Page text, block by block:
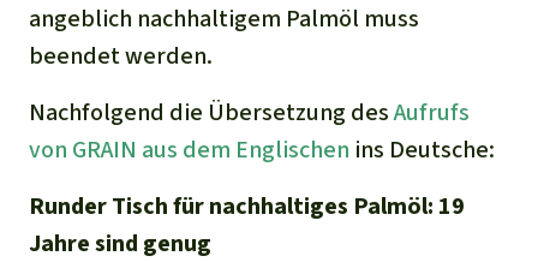
angeblich nachhaltigem Palmöl muss
beendet werden.
Nachfolgend die Übersetzung desAufrufs
von GRAIN aus dem Englischen ins Deutsche:
Runder Tisch für nachhaltiges Palmöl: 19
Jahre sind genug